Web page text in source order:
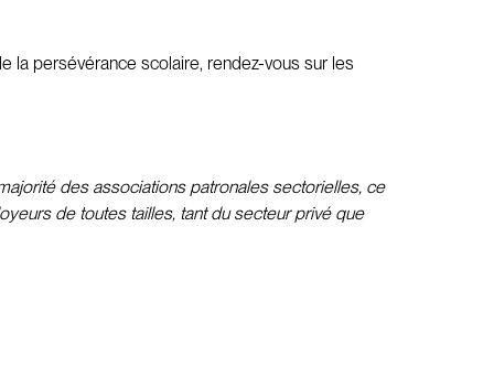
la persévérance scolaire, rendez-vous sur les
des associations patronales sectorielles, ce
de toutes tailles, tant du secteur privé que